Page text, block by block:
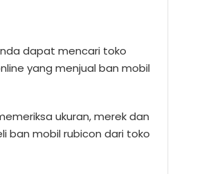
dapat mencari toko
yang menjual ban mobil
ukuran, merek dan
ban mobil rubicon dari toko